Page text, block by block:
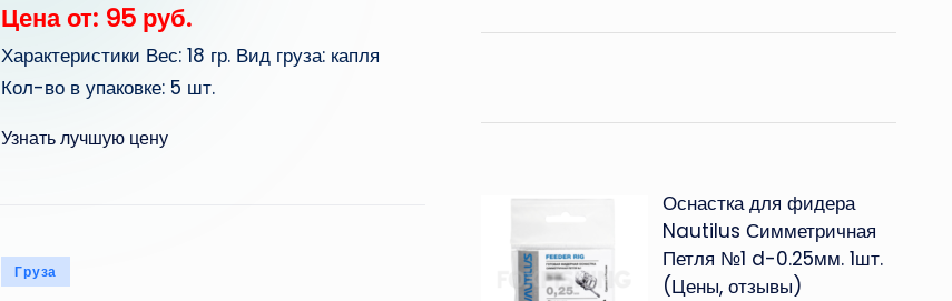
Цена от: 95 руб.
Характеристики Вес: 18 гр. Вид груза: капля
Кол-во в упаковке: 5 шт.
Узнать лучшую цену
Опубликовано
Груза
Оснастка для фидера
Nautilus Симметричная
Петля №1 d-0.25мм. 1шт.
(Цены, отзывы)